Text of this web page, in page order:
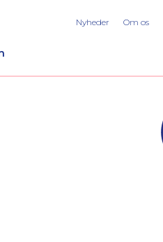
Nyheder Om os